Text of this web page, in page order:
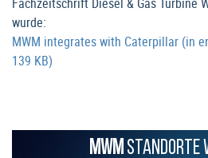
wurde:
MWM integrates with Caterpillar (in
139 KB)
MWMSTANDORTE